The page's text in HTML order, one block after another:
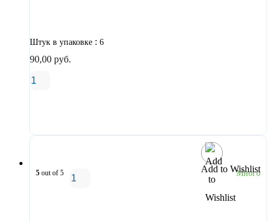
Штук в упаковке : 6
90,00 руб.
Add to Wishlist
5 out of 5 Много